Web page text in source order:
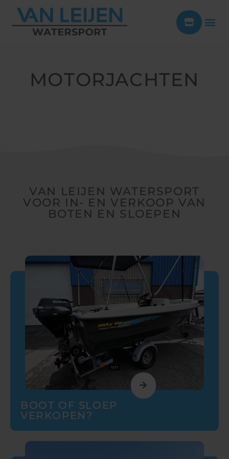
MOTORJACHTEN
VAN LEIJEN WATERSPORT
VOOR IN- EN VERKOOP VAN
BOTEN EN SLOEPEN
BOOT OF SLOEP
VERKOPEN?